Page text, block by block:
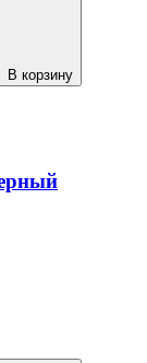
В корзину